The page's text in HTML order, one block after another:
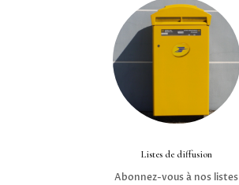
Listes de diffusion
Abonnez-vous à nos listes